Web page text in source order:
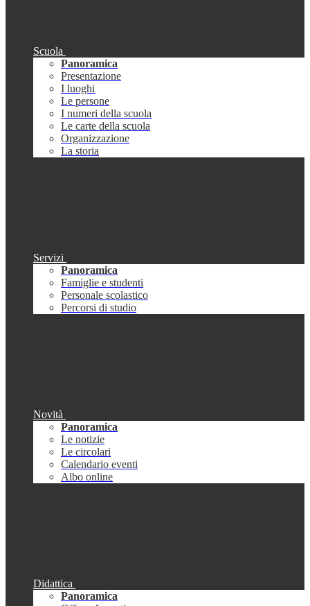
Scuola
Panoramica
Presentazione
I luoghi
Le persone
I numeri della scuola
Le carte della scuola
Organizzazione
La storia
Servizi
Panoramica
Famiglie e studenti
Personale scolastico
Percorsi di studio
Novità
Panoramica
Le notizie
Le circolari
Calendario eventi
Albo online
Didattica
Panoramica